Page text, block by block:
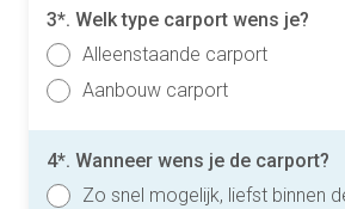
3*. Welk type carport wens je?
Alleenstaande carport
Aanbouw carport
4*. Wanneer wens je de carport?
Zo snel mogelijk, liefst binnen